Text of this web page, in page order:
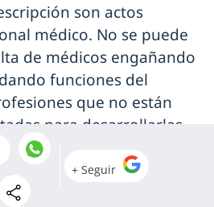
son actos
médico. No se puede
de médicos engañando
funciones del
que no están
para desarrollarlas.
es la solución. El acto
que tener las garantías
necesarias por el